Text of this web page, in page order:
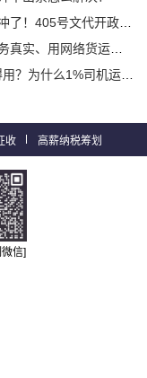
政策、试点平台合规破局！
9%运费票就不会有问题嘛？
机运费票更适合物流企业？
收 高薪纳税筹划
信]